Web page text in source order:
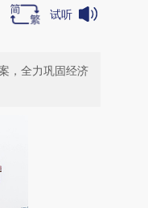
试听
，全力巩固经济